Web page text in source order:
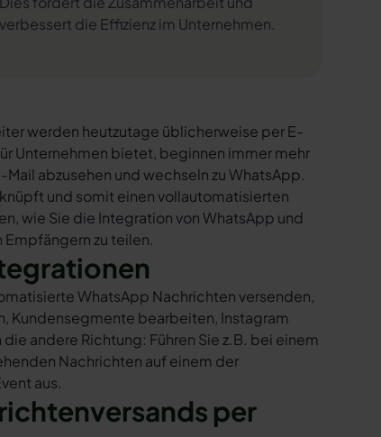
verbessert die Effizienz im Unternehmen.
werden heutzutage üblicherweise per E-
Unternehmen bietet, beginnen immer mehr
abzusehen und wechseln zu WhatsApp.
und somit einen vollautomatisierten
wie Sie die Integration von WhatsApp und
zu teilen.
WhatsApp Nachrichten versenden,
Kundensegmente bearbeiten, Instagram
andere Richtung: Führen Sie z.B. bei einem
Nachrichten auf einem der
aus.
per